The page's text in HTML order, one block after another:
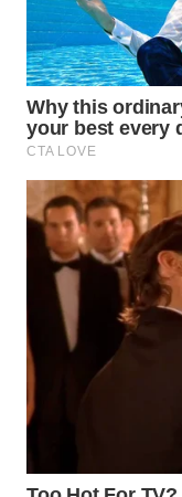
BEKASI
WN
BOGOR
WN
DEPOK
WN
TAPANULI
UTARA
WN
SAMOSIR
LAWAS